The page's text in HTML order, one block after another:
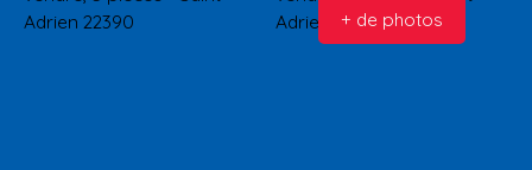
+ de photos